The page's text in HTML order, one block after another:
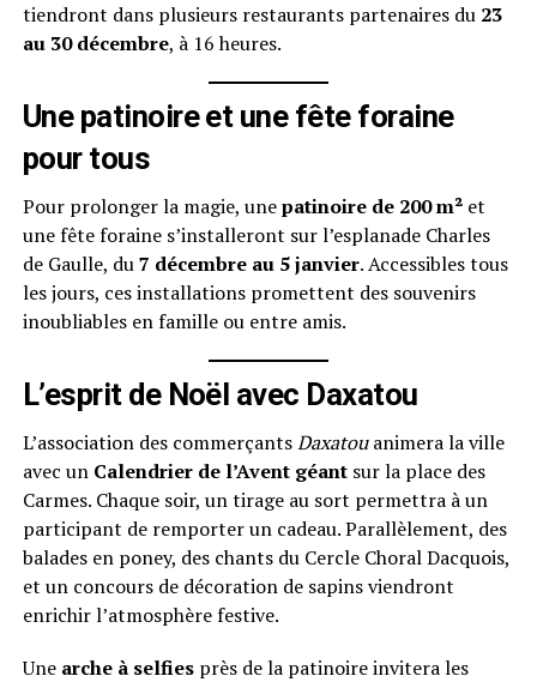
tiendront dans plusieurs restaurants partenaires du 23
au 30 décembre, à 16 heures.
Une patinoire et une fête foraine
pour tous
Pour prolonger la magie, unepatinoire de 200 m²et
une fête foraine s’installeront sur l’esplanade Charles
de Gaulle, du7 décembre au 5 janvier. Accessibles tous
les jours, ces installations promettent des souvenirs
inoubliables en famille ou entre amis.
L’esprit de Noël avec Daxatou
L’association des commerçantsDaxatouanimera la ville
avec un Calendrier de l’Avent géantsur la place des
Carmes. Chaque soir, un tirage au sort permettra à un
participant de remporter un cadeau. Parallèlement, des
balades en poney, des chants du Cercle Choral Dacquois,
et un concours de décoration de sapins viendront
enrichir l’atmosphère festive.
Une arche à selfiesprès de la patinoire invitera les